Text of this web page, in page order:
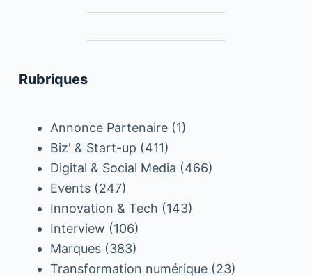
Rubriques
Annonce Partenaire(1)
Biz' & Start-up (411)
Digital & Social Media (466)
Events(247)
Innovation & Tech (143)
Interview (106)
Marques(383)
Transformation numérique(23)